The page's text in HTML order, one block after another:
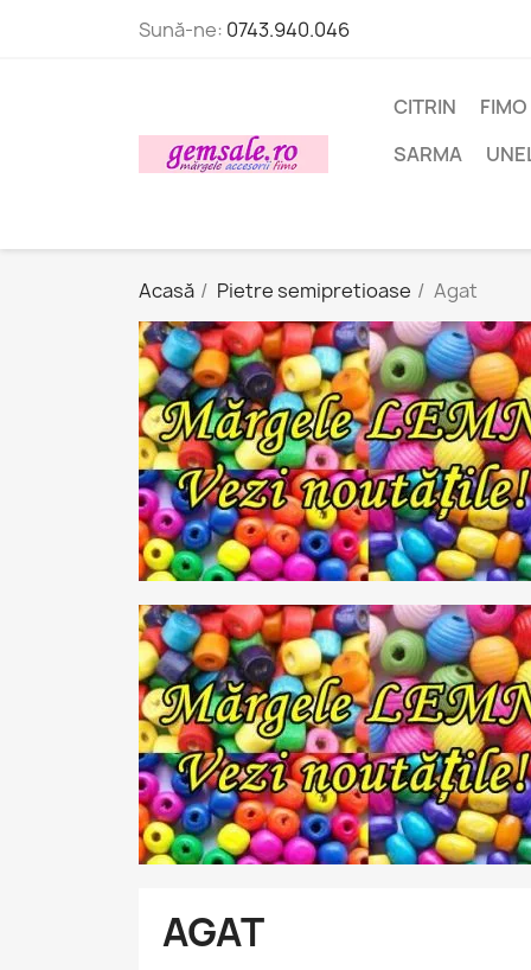
Sună-ne: 0743.940.046
CITRIN FIMO
SARMA
Acasă Pietre semipretioase Agat
AGAT